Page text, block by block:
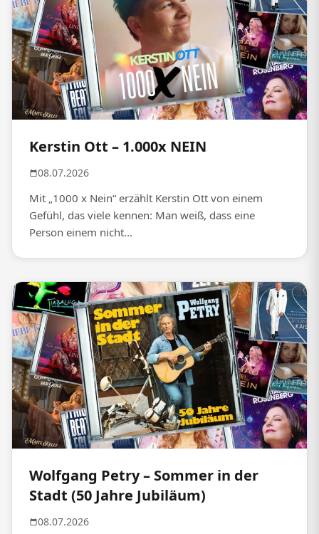
Kerstin Ott – 1.000x NEIN
08.07.2026
Mit „1000 x Nein“ erzählt Kerstin Ott von einem
Gefühl, das viele kennen: Man weiß, dass eine
Person einem nicht...
Wolfgang Petry – Sommer in der
Stadt (50 Jahre Jubiläum)
08.07.2026